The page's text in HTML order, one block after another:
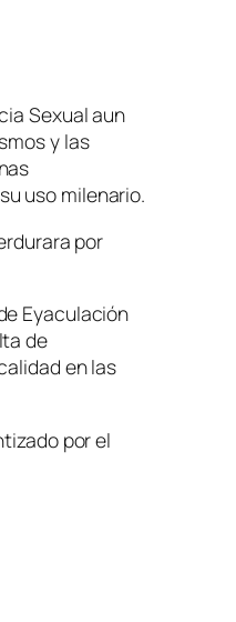
Sexual aun
y las
uso milenario.
por
Eyaculación
de
en las
por el